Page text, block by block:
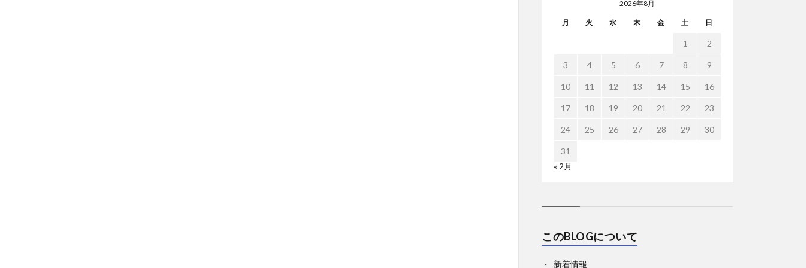
2026年8月
月 火 水 木 金 土 日
1 2
3 4 5 6 7 8 9
10 11 12 13 14 15 16
17 18 19 20 21 22 23
24 25 26 27 28 29 30
31
« 2月
このBLOGについて
新着情報